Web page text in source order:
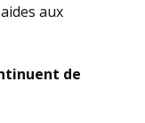
aux
de